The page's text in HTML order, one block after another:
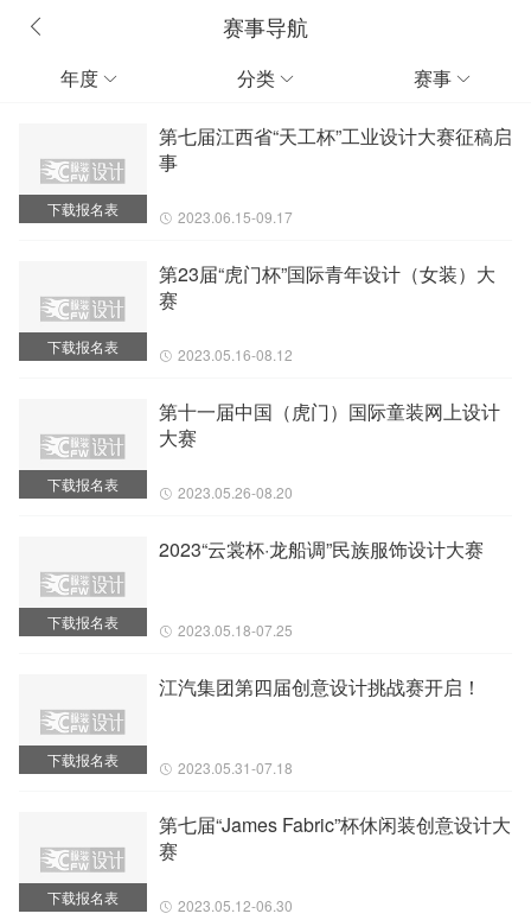
赛事导航
年度  分类  赛事 
下载报名表
第七届江西省“天工杯”工业设计大赛征稿启
事
2023.06.15-09.17
下载报名表
第23届“虎门杯”国际青年设计（女装）大
赛
2023.05.16-08.12
下载报名表
第十一届中国（虎门）国际童装网上设计
大赛
2023.05.26-08.20
下载报名表
2023“云裳杯·龙船调”民族服饰设计大赛
2023.05.18-07.25
下载报名表
江汽集团第四届创意设计挑战赛开启！
2023.05.31-07.18
下载报名表
第七届“James Fabric”杯休闲装创意设计大
赛
2023.05.12-06.30